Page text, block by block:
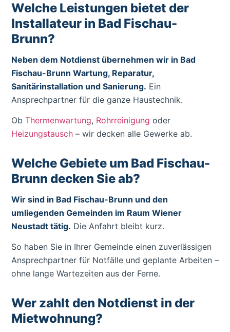
Welche Leistungen bietet der
Installateur in Bad Fischau-
Brunn?
Neben dem Notdienst übernehmen wir in Bad
Fischau-Brunn Wartung, Reparatur,
Sanitärinstallation und Sanierung. Ein
Ansprechpartner für die ganze Haustechnik.
Ob Thermenwartung, Rohrreinigung oder
Heizungstausch – wir decken alle Gewerke ab.
Welche Gebiete um Bad Fischau-
Brunn decken Sie ab?
Wir sind in Bad Fischau-Brunn und den
umliegenden Gemeinden im Raum Wiener
Neustadt tätig. Die Anfahrt bleibt kurz.
So haben Sie in Ihrer Gemeinde einen zuverlässigen
Ansprechpartner für Notfälle und geplante Arbeiten –
ohne lange Wartezeiten aus der Ferne.
Wer zahlt den Notdienst in der
Mietwohnung?